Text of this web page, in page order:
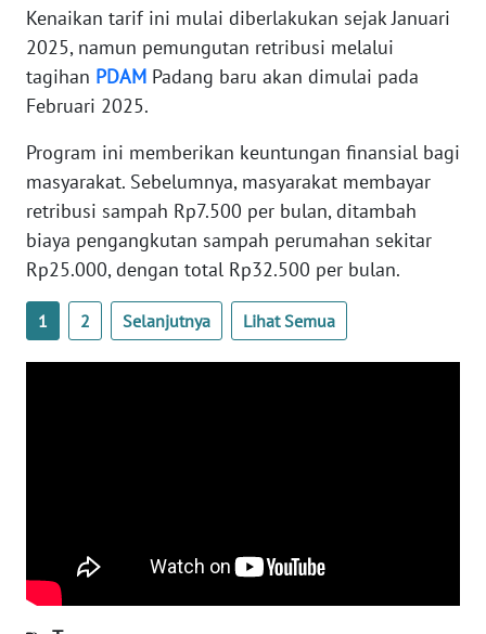
Kenaikan tarif ini mulai diberlakukan sejak Januari
2025, namun pemungutan retribusi melalui
tagihan PDAM Padang baru akan dimulai pada
Februari 2025.
Program ini memberikan keuntungan finansial bagi
masyarakat. Sebelumnya, masyarakat membayar
retribusi sampah Rp7.500 per bulan, ditambah
biaya pengangkutan sampah perumahan sekitar
Rp25.000, dengan total Rp32.500 per bulan.
1 2 Selanjutnya Lihat Semua
WN
SULTENG
SULBAR
WN
SUMBAR
WN
WN
JATENG